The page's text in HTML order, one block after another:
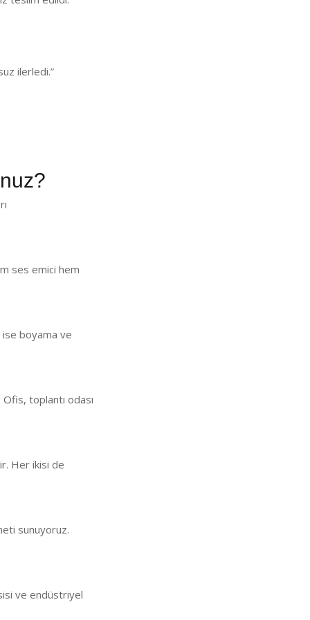
ilerledi.”
ses emici hem
ise boyama ve
toplantı odası
Her ikisi de
sunuyoruz.
ve endüstriyel